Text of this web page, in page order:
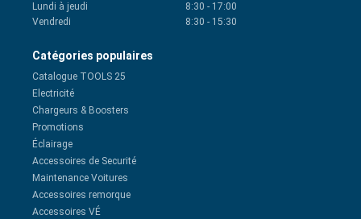
Lundi à jeudi 8:30 - 17:00
Vendredi
8:30 - 15:30
Catégories populaires
Catalogue TOOLS 25
Electricité
Chargeurs & Boosters
Promotions
Éclairage
Accessoires de Securité
Maintenance Voitures
Accessoires remorque
Accessoires VÉ